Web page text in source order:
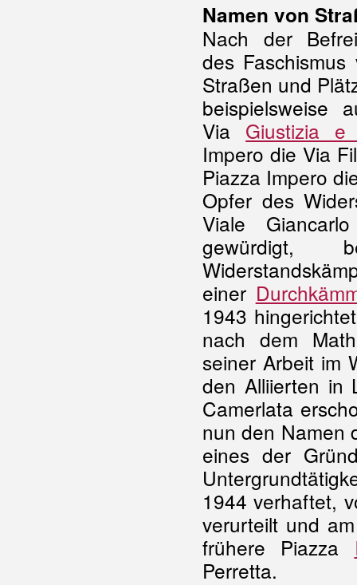
Namen von
Nach der
des Faschismus
Straßen und
beispielsweise
Via Giustizia e
Impero die Via
Piazza Impero
Opfer des
Viale
gewürdigt,
einer
1943
nach dem
seiner Arbeit im
den Alliierten in
Camerlata
nun den Namen
eines der
1944 verhaftet,
verurteilt und
frühere Piazza
Perretta.